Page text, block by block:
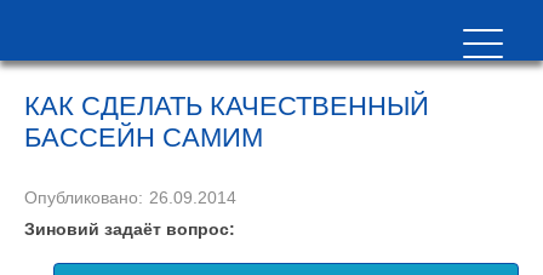
КАК СДЕЛАТЬ КАЧЕСТВЕННЫЙ
БАССЕЙН САМИМ
Опубликовано: 26.09.2014
Зиновий задаёт вопрос: